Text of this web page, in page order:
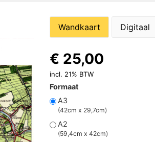
Wandkaart Digitaal
Formaat
A3
(42cm x 29,7cm)
A2
(59,4cm x 42cm)
€ 25,00
incl. 21% BTW